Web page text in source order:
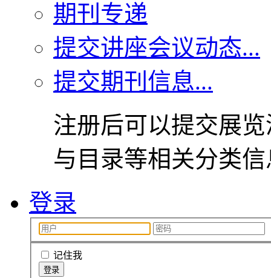
期刊专递
提交讲座会议动态...
提交期刊信息...
注册后可以提交展
与目录等相关分类
登录
记住我